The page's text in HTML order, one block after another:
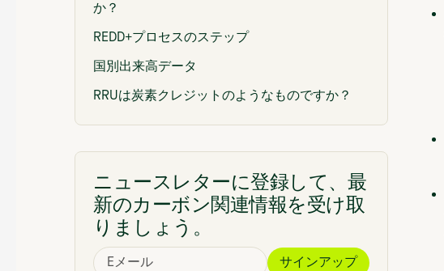
か？
REDD+プロセスのステップ
国別出来高データ
RRUは炭素クレジットのようなものですか？
炭素基準とREDD.plusの比較
市場はRRUをどう評価しましたか？
最高水準の環境保全性を支持
ニュースレターに登録して、最
新のカーボン関連情報を受け取
りましょう。